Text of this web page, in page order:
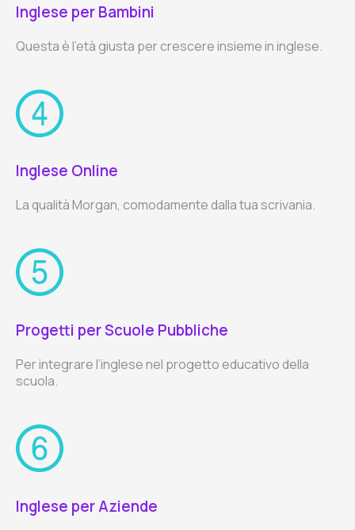
Inglese per Bambini
Questa è l'età giusta per crescere insieme in inglese.
Inglese Online
La qualità Morgan, comodamente dalla tua scrivania.
Progetti per Scuole Pubbliche
Per integrare l’inglese nel progetto educativo della
scuola.
Inglese per Aziende